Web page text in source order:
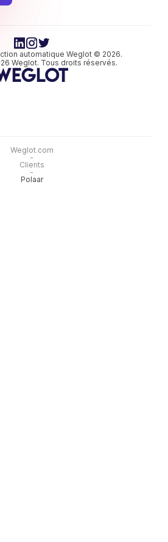
automatique Weglot © 2026.
Weglot. Tous droits réservés.
Weglot.com
-
Clients
-
Polaar